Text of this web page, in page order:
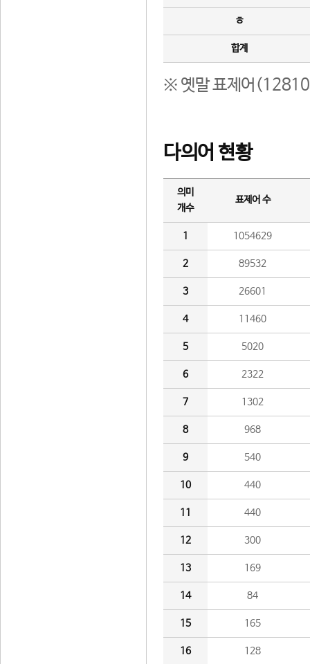
ㅎ
합계
※ 옛말 표제어(12810
다의어 현황
의미
개수
표제어 수
1 1054629
2 89532
3 26601
4 11460
5 5020
6 2322
7 1302
8 968
9 540
10 440
11 440
12 300
13 169
14 84
15 165
16 128